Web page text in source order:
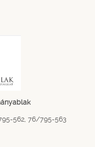
562, 76/795-563